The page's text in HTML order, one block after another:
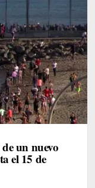
un nuevo
el 15 de